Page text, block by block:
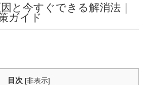
と今すぐできる解消法｜
ガイド
目次 [非表示]